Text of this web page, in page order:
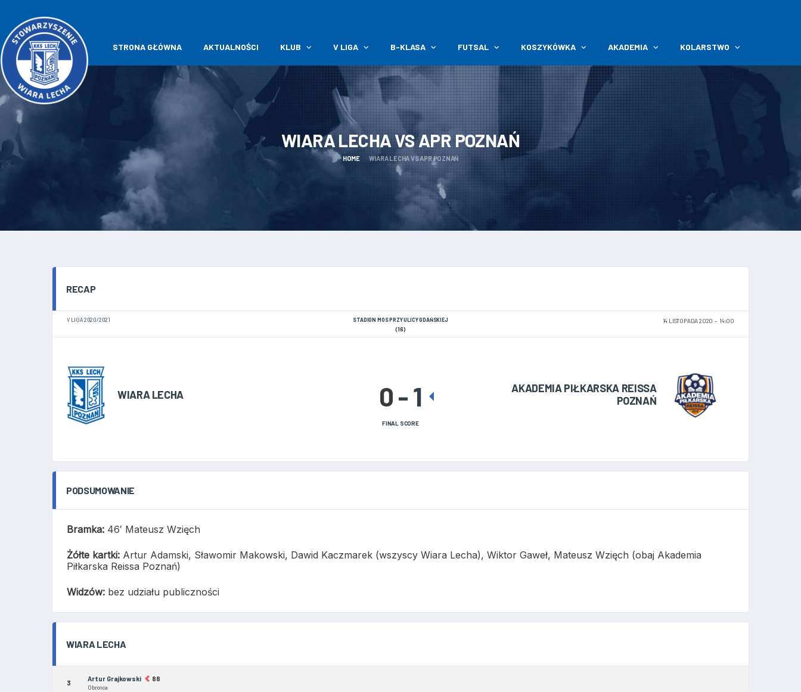
STRONA GŁÓWNA AKTUALNOŚCI KLUB V LIGA B-KLASA FUTSAL KOSZYKÓWKA AKADEMIA KOLARSTWO
WIARA LECHA VS APRPOZNAŃ
HOME WIARA LECHA VS APR POZNAŃ
RECAP
V LIGA 2020/2021 STADION MOS PRZY ULICY GDAŃSKIEJ 14 LISTOPADA 2020
14:00
(16)
WIARA LECHA
AKADEMIA PIŁKARSKA REISSA
POZNAŃ
0-1
FINAL SCORE
PODSUMOWANIE
Bramka: 46′ Mateusz Wzięch
Żółte kartki: Artur Adamski, Sławomir Makowski, Dawid Kaczmarek (wszyscy Wiara Lecha), Wiktor Gaweł, Mateusz Wzięch (obaj Akademia
Piłkarska Reissa Poznań)
Widzów: bez udziału publiczności
WIARA LECHA
3
Artur Grajkowski 88
Obrońca